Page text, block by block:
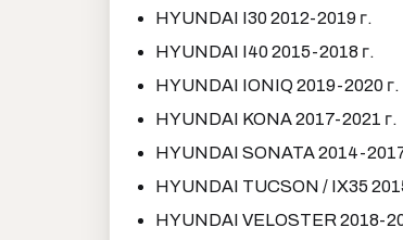
HYUNDAI I30 2012-2019 г.
HYUNDAI I40 2015-2018 г.
HYUNDAI IONIQ 2019-2020 г.
HYUNDAI KONA 2017-2021 г.
HYUNDAI SONATA 2014-
HYUNDAI TUCSON / IX35
HYUNDAI VELOSTER 2018-